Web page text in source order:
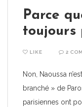
Parce
toujours
LIKE 2
Non, Naoussa
branché » de
parisiennes ont